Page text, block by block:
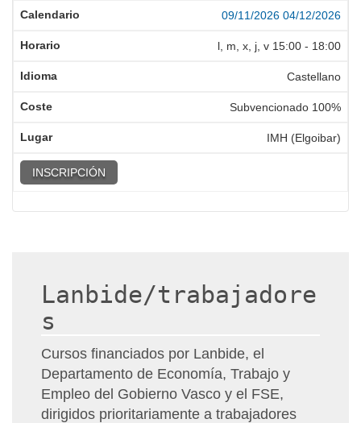
09/11/2026 04/12/2026
l, m, x, j, v 15:00 - 18:00
Castellano
Subvencionado 100%
IMH (Elgoibar)
INSCRIPCIÓN
Lanbide/trabajadore
s
Cursos financiados por Lanbide, el
Departamento de Economía, Trabajo y
Empleo del Gobierno Vasco y el FSE,
dirigidos prioritariamente a trabajadores